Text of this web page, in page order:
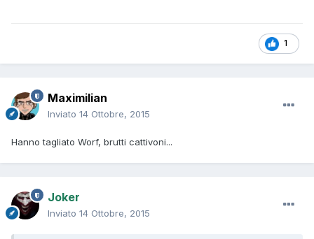
1
Maximilian
Inviato 14 Ottobre, 2015
Hanno tagliato Worf, brutti cattivoni...
Joker
Inviato 14 Ottobre, 2015